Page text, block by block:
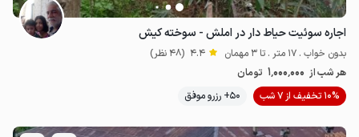
اجاره سوئیت حیاط دار در املش - سوخته کیش
بدون خواب . 17 متر . تا 3 مهمان 4.4 (48 نظر)
هر شب از 1٬000٬000 تومان
10% تخفیف از 7 شب
50+ رزرو موفق